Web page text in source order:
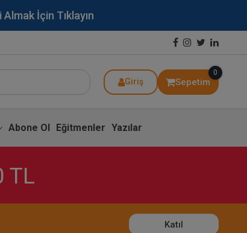
İçin Tıklayın
Giriş Sepetim
0
Abone Ol Eğitmenler Yazılar
TL
Katıl